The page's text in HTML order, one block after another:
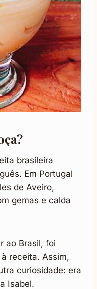
brasileira
Em Portugal
de Aveiro,
gemas e calda
ao Brasil, foi
receita. Assim,
curiosidade: era
Isabel.